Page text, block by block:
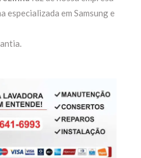
especializada em Samsung e